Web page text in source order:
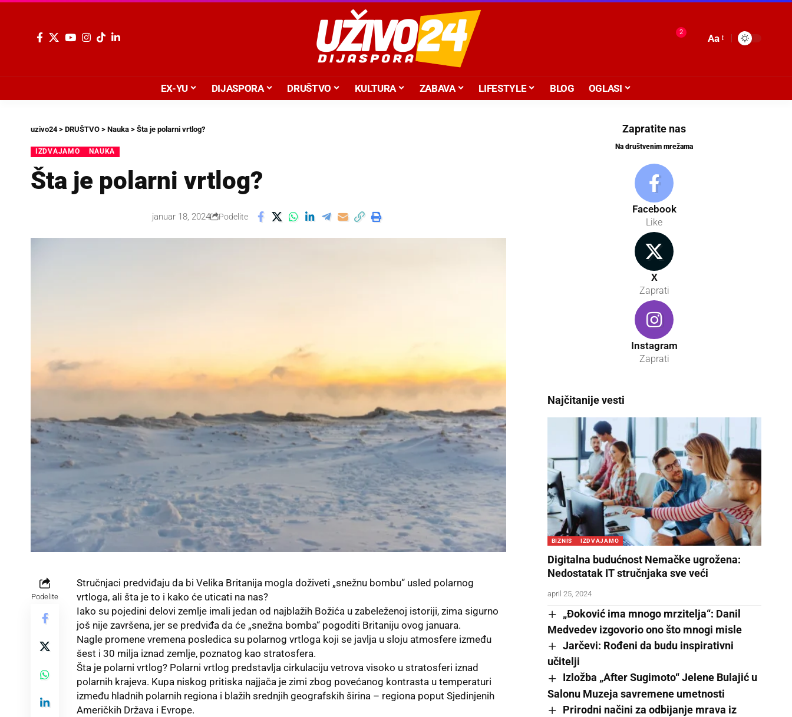
2
Aa
EX-YU DIJASPORA DRUŠTVO KULTURA ZABAVA LIFESTYLE BLOG OGLASI
uzivo24> DRUŠTVO > Nauka > Šta je polarni vrtlog?
IZDVAJAMO NAUKA
Šta je polarni vrtlog?
januar 18, 2024 Podelite
Podelite
Stručnjaci predviđaju da bi Velika Britanija mogla doživeti „snežnu bombu“ usled polarnog
vrtloga, ali šta je to i kako će uticati na nas?
Iako su pojedini delovi zemlje imali jedan od najblažih Božića u zabeleženoj istoriji, zima sigurno
još nije završena, jer se predviđa da će „snežna bomba“ pogoditi Britaniju ovog januara.
Nagle promene vremena posledica su polarnog vrtloga koji se javlja u sloju atmosfere između
šest i 30 milja iznad zemlje, poznatog kao stratosfera.
Šta je polarni vrtlog? Polarni vrtlog predstavlja cirkulaciju vetrova visoko u stratosferi iznad
polarnih krajeva. Kupa niskog pritiska najjača je zimi zbog povećanog kontrasta u temperaturi
između hladnih polarnih regiona i blažih srednjih geografskih širina – regiona poput Sjedinjenih
Američkih Država i Evrope.
Zapratite nas
Na društvenim mrežama
Facebook
Like
X
Zaprati
Instagram
Zaprati
Najčitanije vesti
BIZNIS IZDVAJAMO
Digitalna budućnost Nemačke ugrožena:
Nedostatak IT stručnjaka sve veći
april 25, 2024
„Đoković ima mnogo mrzitelja“: Danil
Medvedev izgovorio ono što mnogi misle
Jarčevi: Rođeni da budu inspirativni
učitelji
Izložba „After Sugimoto“ Jelene Bulajić u
Salonu Muzeja savremene umetnosti
Prirodni načini za odbijanje mrava iz